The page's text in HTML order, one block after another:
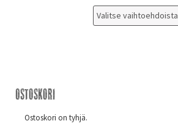
Valitse vaihtoehdoista
Ostoskori
Ostoskori on tyhjä.